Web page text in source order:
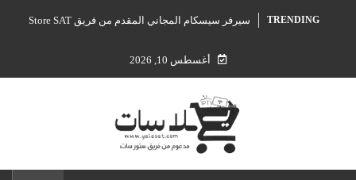
TRENDING سيرفر سيسكام المجاني المقدم من فريق Store SAT
أغسطس 10, 2026